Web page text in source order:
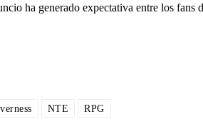
ha generado expectativa entre los fans
NTE RPG